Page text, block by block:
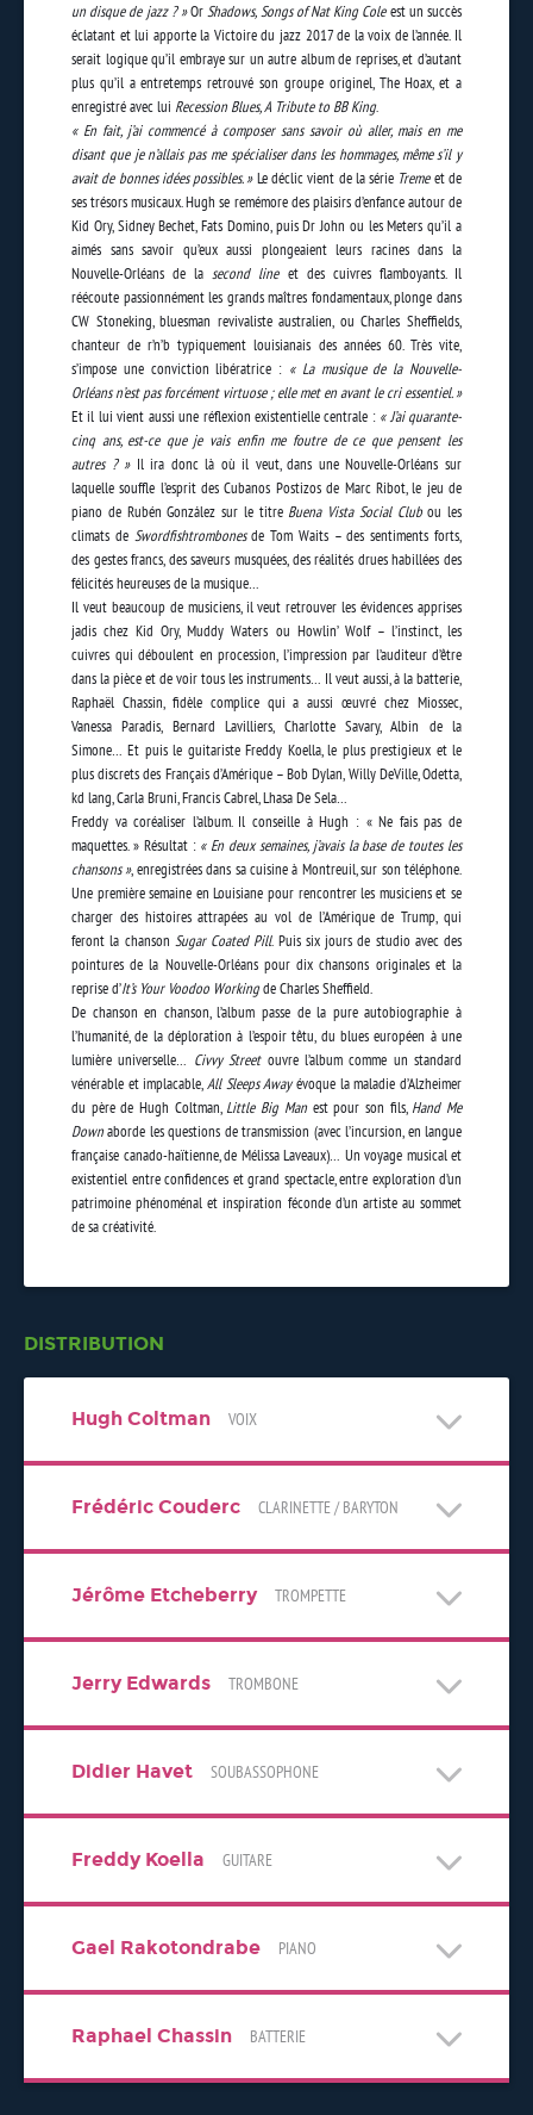
un disque de jazz ? »OrShadows, Songs of Nat King Coleest un succès
éclatant et lui apporte la Victoire du jazz 2017 de la voix de l’année. Il
serait logique qu’il embraye sur un autre album de reprises, et d’autant
plus qu’il a entretemps retrouvé son groupe originel, The Hoax, et a
enregistré avec lui Recession Blues, A Tribute to BB King.
« En fait, j’ai commencé à composer sans savoir où aller, mais en me
disant que je n’allais pas me spécialiser dans les hommages, même s’il y
avait de bonnes idées possibles. »Le déclic vient de la série Tremeet de
ses trésors musicaux. Hugh se remémore des plaisirs d’enfance autour de
Kid Ory, Sidney Bechet, Fats Domino, puis Dr John ou les Meters qu’il a
aimés sans savoir qu’eux aussi plongeaient leurs racines dans la
Nouvelle-Orléans de lasecond lineet des cuivres flamboyants. Il
réécoute passionnément les grands maîtres fondamentaux, plonge dans
CW Stoneking, bluesman revivaliste australien, ou Charles Sheffields,
chanteur de r’n’b typiquement louisianais des années 60. Très vite,
s’impose une conviction libératrice : « La musique de la Nouvelle-
Orléans n’est pas forcément virtuose ; elle met en avant le cri essentiel. »
Et il lui vient aussi une réflexion existentielle centrale : « J’ai quarante-
cinq ans, est-ce que je vais enfin me foutre de ce que pensent les
autres ? » Il ira donc là où il veut, dans une Nouvelle-Orléans sur
laquelle souffle l’esprit des Cubanos Postizos de Marc Ribot, le jeu de
piano de Rubén González sur le titre Buena Vista Social Clubou les
climats de Swordfishtrombonesde Tom Waits – des sentiments forts,
des gestes francs, des saveurs musquées, des réalités drues habillées des
félicités heureuses de la musique…
Il veut beaucoup de musiciens, il veut retrouver les évidences apprises
jadis chez Kid Ory, Muddy Waters ou Howlin’ Wolf – l’instinct, les
cuivres qui déboulent en procession, l’impression par l’auditeur d’être
dans la pièce et de voir tous les instruments… Il veut aussi, à la batterie,
Raphaël Chassin, fidèle complice qui a aussi œuvré chez Miossec,
Vanessa Paradis, Bernard Lavilliers, Charlotte Savary, Albin de la
Simone… Et puis le guitariste Freddy Koella, le plus prestigieux et le
plus discrets des Français d’Amérique – Bob Dylan, Willy DeVille, Odetta,
kd lang, Carla Bruni, Francis Cabrel, Lhasa De Sela…
Freddy va coréaliser l’album. Il conseille à Hugh : « Ne fais pas de
maquettes. » Résultat : « En deux semaines, j’avais la base de toutes les
chansons », enregistrées dans sa cuisine à Montreuil, sur son téléphone.
Une première semaine en Louisiane pour rencontrer les musiciens et se
charger des histoires attrapées au vol de l’Amérique de Trump, qui
feront la chanson Sugar Coated Pill. Puis six jours de studio avec des
pointures de la Nouvelle-Orléans pour dix chansons originales et la
reprise d’It’s Your Voodoo Workingde Charles Sheffield.
De chanson en chanson, l’album passe de la pure autobiographie à
l’humanité, de la déploration à l’espoir têtu, du blues européen à une
lumière universelle… Civvy Street ouvre l’album comme un standard
vénérable et implacable,All Sleeps Awayévoque la maladie d’Alzheimer
du père de Hugh Coltman, Little Big Man est pour son fils, Hand Me
Downaborde les questions de transmission (avec l’incursion, en langue
française canado-haïtienne, de Mélissa Laveaux)… Un voyage musical et
existentiel entre confidences et grand spectacle, entre exploration d’un
patrimoine phénoménal et inspiration féconde d’un artiste au sommet
de sa créativité.
DISTRIBUTION
Hugh Coltman VOIX
Frédéric Couderc CLARINETTE / BARYTON
Jérôme Etcheberry TROMPETTE
Jerry Edwards TROMBONE
Didier Havet SOUBASSOPHONE
Freddy Koella GUITARE
Gael Rakotondrabe PIANO
Raphael Chassin BATTERIE